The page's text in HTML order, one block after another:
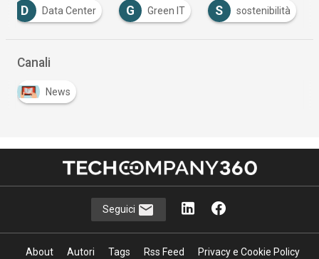
D Data Center G Green IT S sostenibilità
Canali
News
Seguici
About Autori Tags Rss Feed
Privacy e Cookie Policy